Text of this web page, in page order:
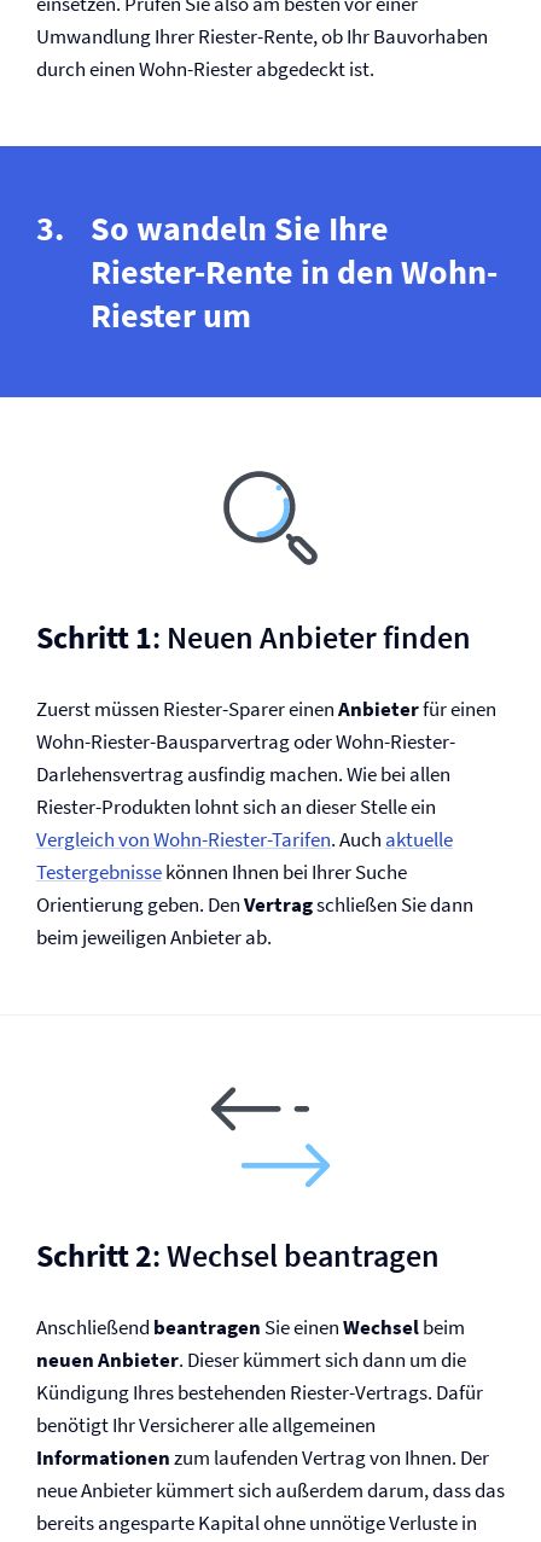
Umwandlung Ihrer Riester-Rente, ob Ihr Bauvorhaben
durch einen Wohn-Riester abgedeckt ist.
So wandeln Sie Ihre
Riester-Rente in den Wohn-
Riester um
Schritt 1: Neuen Anbieter finden
Zuerst müssen Riester-Sparer einenAnbieterfür einen
Wohn-Riester-Bausparvertrag oder Wohn-Riester-
Darlehensvertrag ausfindig machen. Wie bei allen
Riester-Produkten lohnt sich an dieser Stelle ein
Vergleich von Wohn-Riester-Tarifen. Auch aktuelle
Testergebnissekönnen Ihnen bei Ihrer Suche
Orientierung geben. DenVertragschließen Sie dann
beim jeweiligen Anbieter ab.
Schritt 2: Wechsel beantragen
Anschließend beantragen Sie einenWechselbeim
neuen Anbieter. Dieser kümmert sich dann um die
Kündigung Ihres bestehenden Riester-Vertrags. Dafür
benötigt Ihr Versicherer alle allgemeinen
Informationenzum laufenden Vertrag von Ihnen. Der
neue Anbieter kümmert sich außerdem darum, dass das
bereits angesparte Kapital ohne unnötige Verluste in